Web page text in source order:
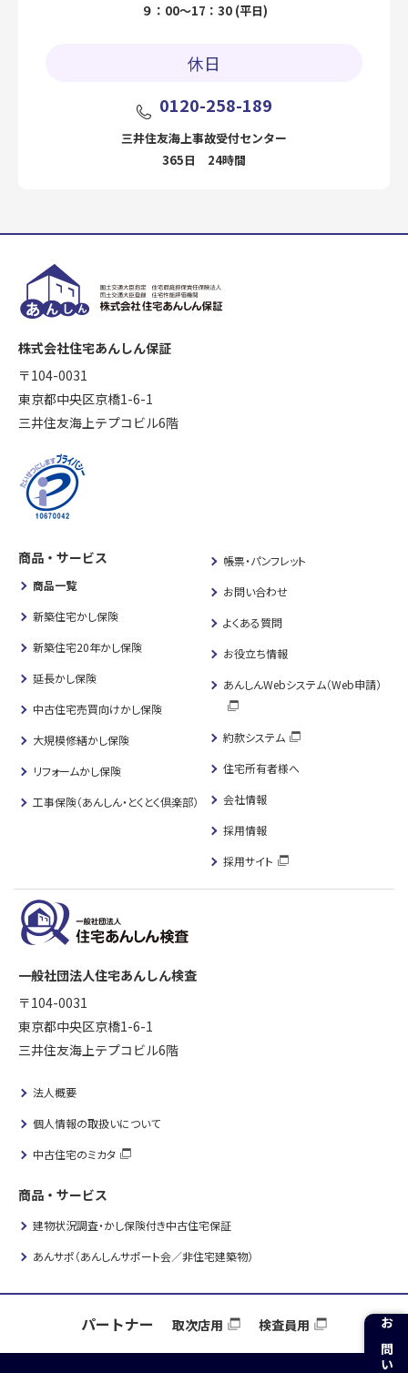
９：00～17：30 (平日)
休日
0120-258-189
三井住友海上事故受付センター
365日 24時間
株式会社住宅あんしん保証
〒104-0031
東京都中央区京橋1-6-1
三井住友海上テプコビル6階
商品・サービス
商品一覧
新築住宅かし保険
新築住宅20年かし保険
延長かし保険
中古住宅売買向けかし保険
大規模修繕かし保険
リフォームかし保険
工事保険（あんしん・とくとく倶楽部）
帳票・パンフレット
お問い合わせ
よくある質問
お役立ち情報
あんしんWebシステム（Web申請）
約款システム
住宅所有者様へ
会社情報
採用情報
採用サイト
一般社団法人住宅あんしん検査
〒104-0031
東京都中央区京橋1-6-1
三井住友海上テプコビル6階
法人概要
個人情報の取扱いについて
中古住宅のミカタ
商品・サービス
建物状況調査・かし保険付き中古住宅保証
あんサポ（あんしんサポート会／非住宅建築物）
パートナー 取次店用 検査員用